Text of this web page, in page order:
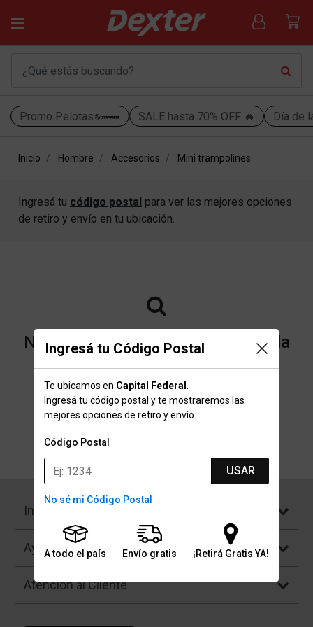
Promo Pelotas SALE hasta 70% OFF 🔥 Día de
Ingresá tu Código Postal
Te ubicamos en Capital Federal
Ingresá tu código postal y te mostraremos las
mejores opciones de retiro y envío.
Código Postal
USAR
No sé mi Código Postal
A todo el país Envío gratis ¡Retirá Gratis YA!
Inicio Hombre Accesorios Mini trampolines
Ingresá tu código postal para ver las mejores opciones
de retiro y envío en tu ubicación.
No encontramos resultados para la
categoría "Mini trampolines" que
buscaste.
Volver a la página de inicio
Institucional
Ayuda
Atención al Cliente